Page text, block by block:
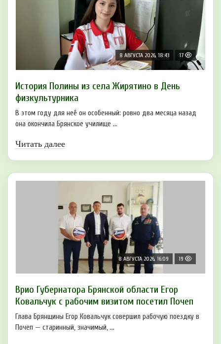
8 АВГУСТА 2026, 18:43 17
История Полины из села Жирятино в День
физкультурника
В этом году для неё он особенный: ровно два месяца назад
она окончила Брянское училище ...
Читать далее
8 АВГУСТА 2026, 16:09 19
Врио Губернатора Брянской области Егор
Ковальчук с рабочим визитом посетил Почеп
Глава Брянщины Егор Ковальчук совершил рабочую поездку в
Почеп — старинный, значимый, ...